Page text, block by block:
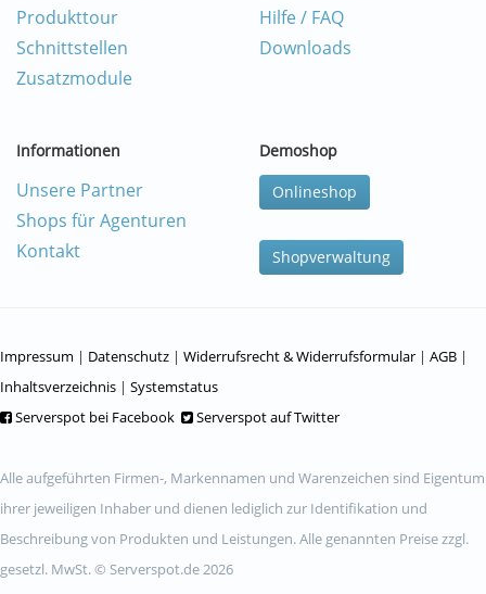
Produkttour
Schnittstellen
Zusatzmodule
Hilfe / FAQ
Downloads
Informationen
Unsere Partner
Shops für Agenturen
Kontakt
Demoshop
Onlineshop
Shopverwaltung
Impressum | Datenschutz | Widerrufsrecht & Widerrufsformular | AGB |
Inhaltsverzeichnis | Systemstatus
Serverspot bei Facebook
Serverspot auf Twitter
Alle aufgeführten Firmen-, Markennamen und Warenzeichen sind Eigentum
ihrer jeweiligen Inhaber und dienen lediglich zur Identifikation und
Beschreibung von Produkten und Leistungen. Alle genannten Preise zzgl.
gesetzl. MwSt. © Serverspot.de 2026